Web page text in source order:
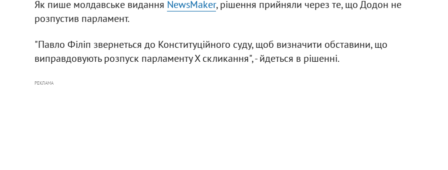
Як пише молдавське видання NewsMaker, рішення прийняли через те, що Додон не
розпустив парламент.
"Павло Філіп звернеться до Конституційного суду, щоб визначити обставини, що
виправдовують розпуск парламенту Х скликання", - йдеться в рішенні.
РЕКЛАМА